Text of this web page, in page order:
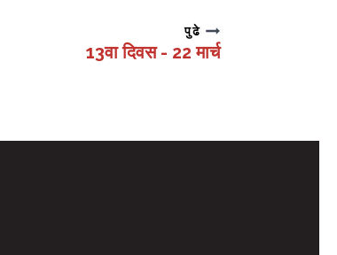
पुढे
13वा दिवस - 22 मार्च